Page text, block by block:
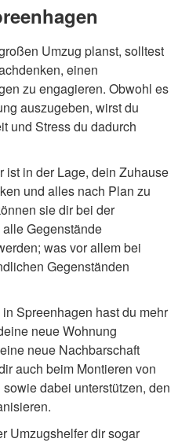
Umzug planst, solltest
einen
zu engagieren. Obwohl es
auszugeben, wirst du
und Stress du dadurch
ist in der Lage, dein Zuhause
und alles nach Plan zu
sie dir bei der
Gegenstände
was vor allem bei
Gegenständen
Spreenhagen hast du mehr
neue Wohnung
neue Nachbarschaft
auch beim Montieren von
dabei unterstützen, den
Umzugshelfer dir sogar